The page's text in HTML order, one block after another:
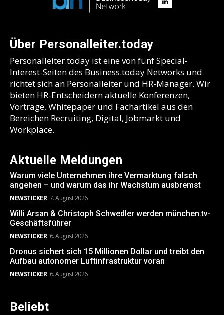
Über Personalleiter.today
Personalleiter.today ist eine von fünf Special-
Interest-Seiten des Business.today Networks und
richtet sich an Personalleiter und HR-Manager. Wir
bieten HR-Entscheidern aktuelle Konferenzen,
Vorträge, Whitepaper und Fachartikel aus den
Bereichen Recruiting, Digital, Jobmarkt und
Workplace.
Aktuelle Meldungen
Warum viele Unternehmen ihre Vermarktung falsch
angehen – und warum das ihr Wachstum ausbremst
NEWSTICKER 7. August 2026
Willi Arsan & Christoph Schwedler werden münchen.tv-
Geschäftsführer
NEWSTICKER 6. August 2026
Dronus sichert sich 15 Millionen Dollar und treibt den
Aufbau autonomer Luftinfrastruktur voran
NEWSTICKER 6. August 2026
Beliebt